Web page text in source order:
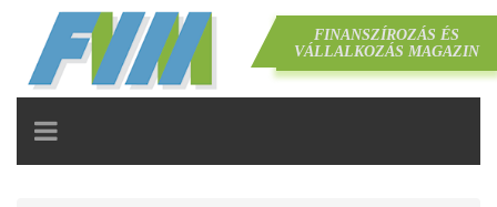
FINANSZÍROZÁS ÉS
VÁLLALKOZÁS MAGAZIN
TOGGLE
NAVIGATION